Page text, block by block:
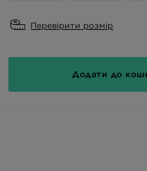
Перевірити розмір
Додати до